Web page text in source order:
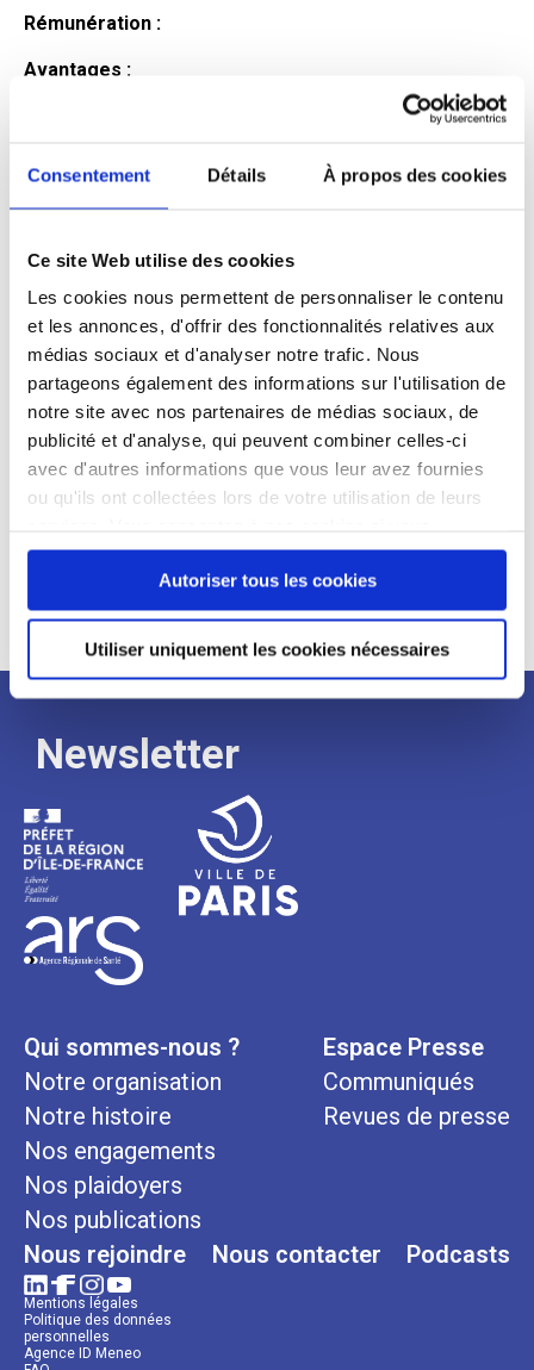
Consentement Détails À propos des cookies
Ce site Web utilise des cookies
Les cookies nous permettent de personnaliser le contenu
et les annonces, d'offrir des fonctionnalités relatives aux
médias sociaux et d'analyser notre trafic. Nous
partageons également des informations sur l'utilisation de
notre site avec nos partenaires de médias sociaux, de
publicité et d'analyse, qui peuvent combiner celles-ci
avec d'autres informations que vous leur avez fournies
ou qu'ils ont collectées lors de votre utilisation de leurs
continuez à utiliser notre site Web.
Autoriser tous les cookies
Utiliser uniquement les cookies nécessaires
Rémunération :
Avantages :
Profil du
candidat
Qualifications et diplômes :
Profil recherché :
Expérience :
Processus
de
recrutement
Newsletter
Qui sommes-nous ?
Notre organisation
Notre histoire
Nos engagements
Nos plaidoyers
Nos publications
Espace Presse
Communiqués
Revues de presse
Nous rejoindre Nous contacter Podcasts
Mentions légales
Politique des données
personnelles
Agence ID Meneo